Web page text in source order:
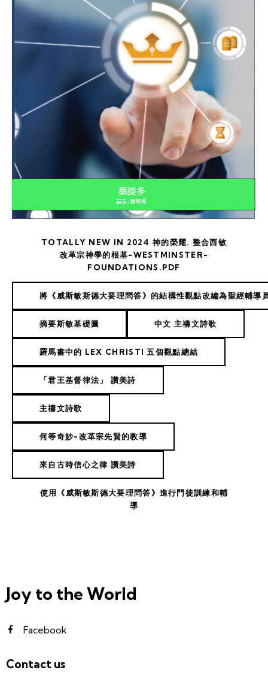
TOTALLY NEW IN 2024 神的榮耀. 整合西敏
改革宗神學的根基-WESTMINSTER-
FOUNDATIONS.PDF
將《威斯敏斯德大要理問答》的結構性觀點改編為聖經輔導
摘要斯敏基礎圖 中文 主禱文詩歌
羅馬書中的 LEX CHRISTI 五個觀點總結
「君王基督律法」 讚美詩
主禱文詩歌
何等奇妙-改革宗先賢的教導
來自古時信心之律 讚美詩
使用《威斯敏斯德大要理問答》進行門徒訓練和輔
導
Joy to the World
Facebook
Contact us